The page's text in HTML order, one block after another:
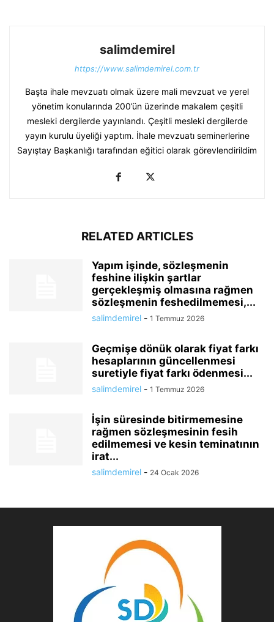
salimdemirel
https://www.salimdemirel.com.tr
Başta ihale mevzuatı olmak üzere mali mevzuat ve yerel
yönetim konularında 200’ün üzerinde makalem çeşitli
mesleki dergilerde yayınlandı. Çeşitli mesleki dergilerde
yayın kurulu üyeliği yaptım. İhale mevzuatı seminerlerine
Sayıştay Başkanlığı tarafından eğitici olarak görevlendirildim
RELATED ARTICLES
Yapım işinde, sözleşmenin
feshine ilişkin şartlar
gerçekleşmiş olmasına rağmen
sözleşmenin feshedilmemesi,...
salimdemirel - 1 Temmuz 2026
Geçmişe dönük olarak fiyat farkı
hesaplarının güncellenmesi
suretiyle fiyat farkı ödenmesi...
salimdemirel - 1 Temmuz 2026
İşin süresinde bitirmemesine
rağmen sözleşmesinin fesih
edilmemesi ve kesin teminatının
irat...
salimdemirel - 24 Ocak 2026